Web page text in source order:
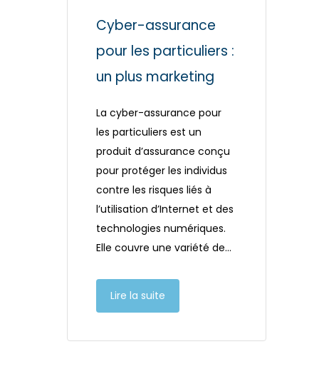
Cyber-assurance
pour les particuliers :
un plus marketing
La cyber-assurance pour
les particuliers est un
produit d’assurance conçu
pour protéger les individus
contre les risques liés à
l’utilisation d’Internet et des
technologies numériques.
Elle couvre une variété de…
Lire la suite